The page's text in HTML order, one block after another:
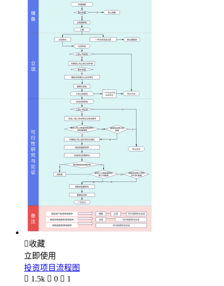
收藏
立即使用
投资项目流程图
 1.5k  0  1